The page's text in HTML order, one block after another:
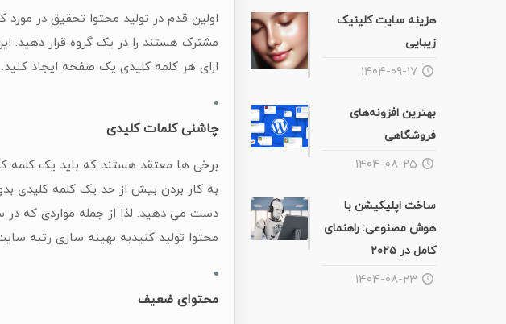
اولین قدم در تولید محتوا تحقیق در
مشترک هستند را در یک گروه قرار دهید.
ازای هر کلمه کلیدی یک صفحه ایجاد کنید.
چاشنی کلمات کلیدی
برخی ها معتقد هستند که باید یک کلمه
به کار بردن بیش از حد یک کلمه کلیدی
دست می دهید. لذا از جمله مواردی که
محتوا تولید کنیدبه بهینه سازی رتبه
محتوای ضعیف
هزینه سایت کلینیک
زیبایی
۱۴۰۴-۰۹-۱۷
بهترین افزونه‌های
فروشگاهی
۱۴۰۴-۰۸-۲۵
ساخت اپلیکیشن با
هوش مصنوعی: راهنمای
کامل در ۲۰۲۵
۱۴۰۴-۰۸-۲۳